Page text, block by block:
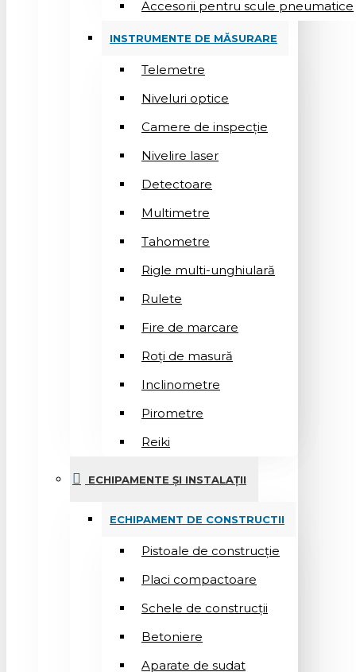
Accesorii pentru scule pneumatice
INSTRUMENTE DE MĂSURARE
Telemetre
Niveluri optice
Camere de inspecție
Nivelire laser
Detectoare
Multimetre
Tahometre
Rigle multi-unghiulară
Rulete
Fire de marcare
Roți de masură
Inclinometre
Pirometre
Reiki
ECHIPAMENTE ȘI INSTALAȚII
ECHIPAMENT DE CONSTRUCTII
Pistoale de construcție
Placi compactoare
Schele de construcții
Betoniere
Aparate de sudat